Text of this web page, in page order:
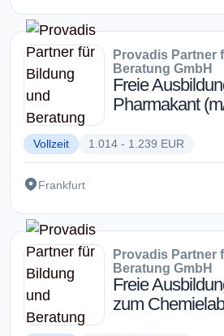
Provadis Partner
Beratung GmbH
Freie
Pharmakant
Vollzeit 1.014 - 1.239 EUR
Frankfurt
Provadis Partner
Beratung GmbH
Freie
zum